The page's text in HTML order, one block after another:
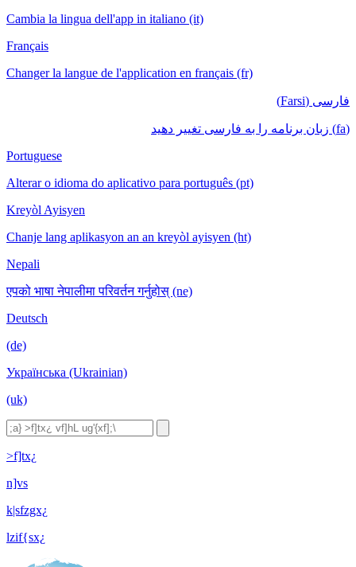
Cambia la lingua dell'app in italiano (it)
Français
Changer la langue de l'application en français (fr)
فارسی (Farsi)
(fa) زبان برنامه را به فارسی تغییر دهید
Portuguese
Alterar o idioma do aplicativo para português (pt)
Kreyòl Ayisyen
Chanje lang aplikasyon an an kreyòl ayisyen (ht)
Nepali
एपको भाषा नेपालीमा परिवर्तन गर्नुहोस् (ne)
Deutsch
(de)
Українська (Ukrainian)
(uk)
>f]tx¿
n]vs
k|sfzgx¿
lzif{sx¿